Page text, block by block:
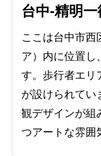
台中-精明一
ここは台中市西
ア）内に位置し
す。歩行者エリ
が設けられてい
観デザインが組
つアートな雰囲